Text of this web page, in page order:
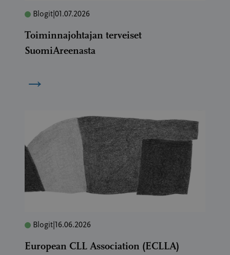
Blogit 01.07.2026
Toiminnajohtajan terveiset
SuomiAreenasta
→
Blogit 16.06.2026
European CLL Association (ECLLA)